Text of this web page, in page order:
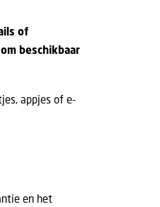
of
beschikbaar
appjes of e-
en het